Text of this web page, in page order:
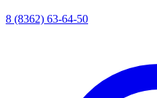
8 (8362) 63-64-50